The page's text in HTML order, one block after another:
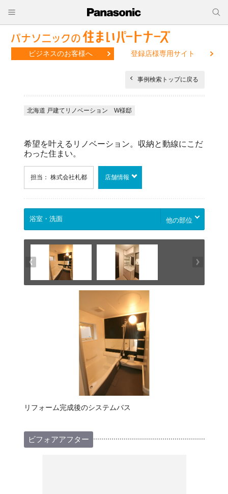
ビジネスのお客様へ 登録店様専用サイト
事例検索トップに戻る
北海道 戸建てリノベーション W様邸
希望を叶えるリノベーション。収納と動線にこだ
わった住まい。
担当： 株式会社札都 店舗情報
他の部位
リフォーム完成後のシステムバス
ビフォアアフター